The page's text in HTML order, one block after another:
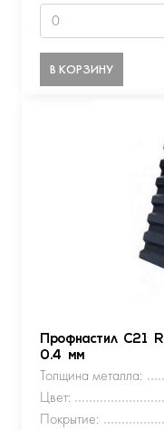
В КОРЗИНУ
Профнастил С21
0.4 мм
Толщина металла:
Цвет:
Покрытие: